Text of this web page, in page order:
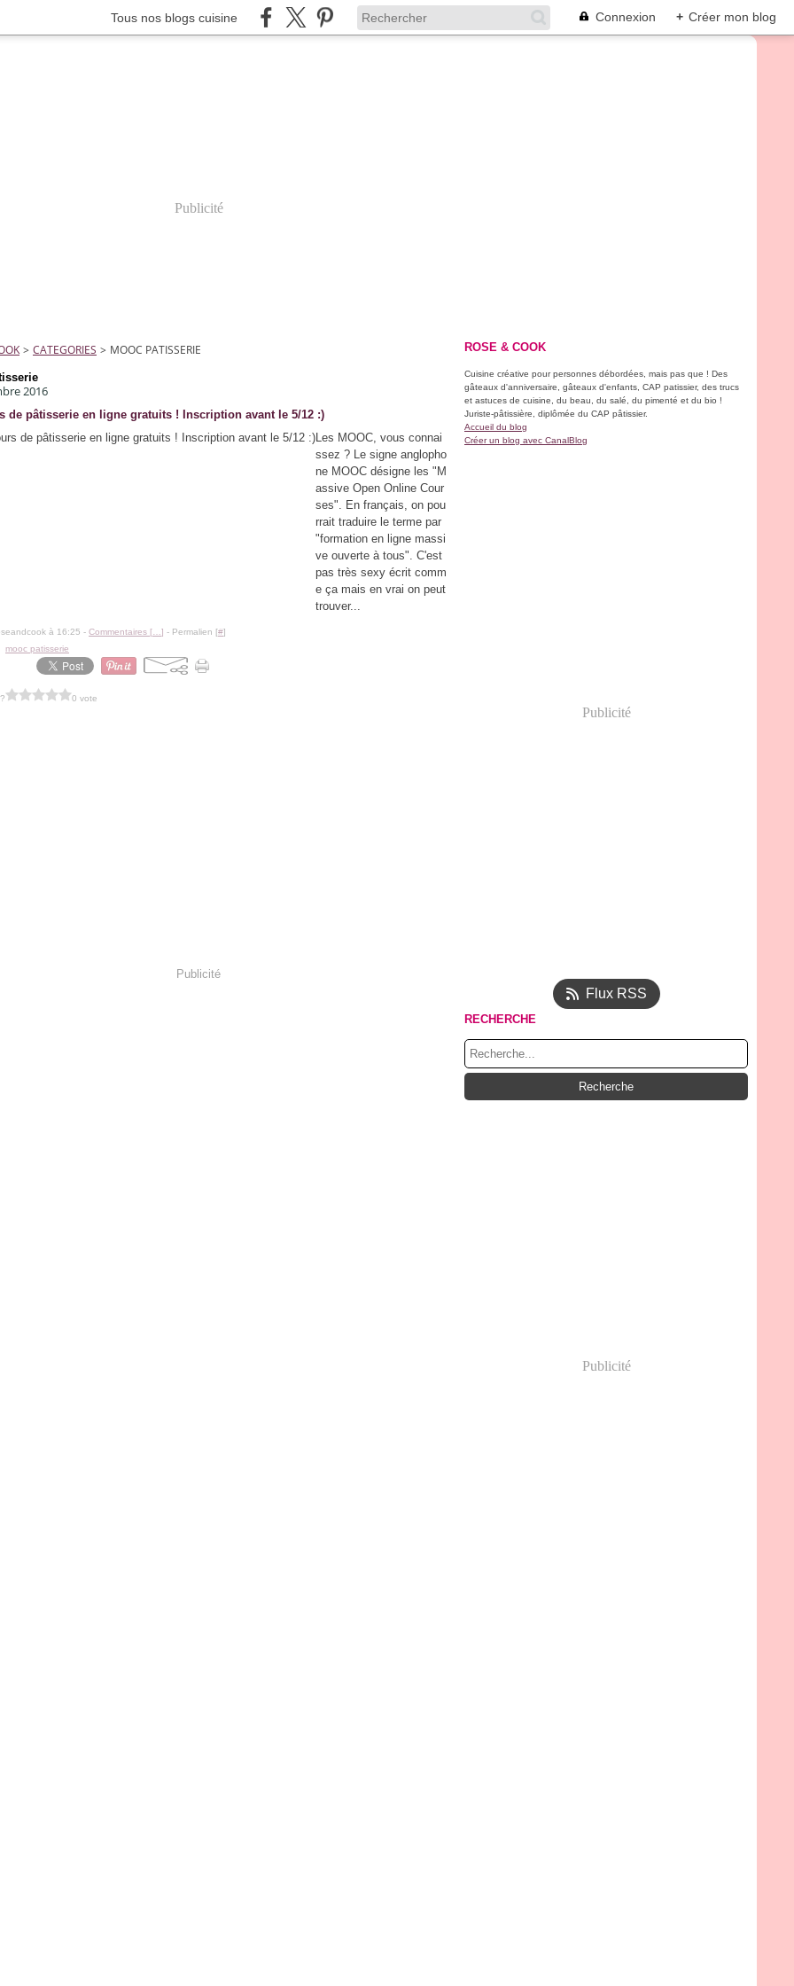
Tous nos blogs cuisine Connexion + Créer mon blog
Publicité
> CATEGORIES > MOOC PATISSERIE
2016
de pâtisserie en ligne gratuits ! Inscription avant le 5/12 :)
Les MOOC, vous connai
ssez ? Le signe anglopho
ne MOOC désigne les "M
assive Open Online Cour
ses". En français, on pou
rrait traduire le terme par
"formation en ligne massi
ve ouverte à tous". C'est
pas très sexy écrit comm
e ça mais en vrai on peut
trouver...
à 16:25 - Commentaires [ ] - Permalien [#]
mooc patisserie
0 vote
Publicité
ROSE & COOK
Cuisine créative pour personnes débordées, mais pas que ! Des
gâteaux d'anniversaire, gâteaux d'enfants, CAP patissier, des trucs
et astuces de cuisine, du beau, du salé, du pimenté et du bio !
Juriste-pâtissière, diplômée du CAP pâtissier.
Accueil du blog
Créer un blog avec CanalBlog
Publicité
Flux RSS
RECHERCHE
Publicité